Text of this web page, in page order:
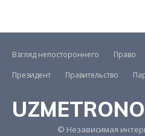
Взгляд непостороннего Право
Президент
Правительство
© Независимая